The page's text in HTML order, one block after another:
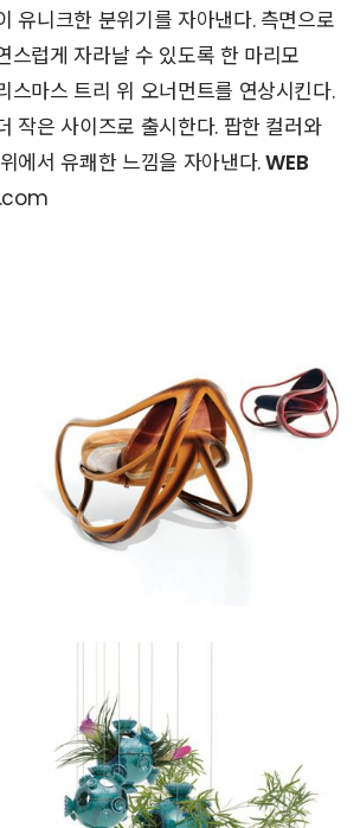
유니크한 분위기를 자아낸다. 측면으로
스럽게 자라날 수 있도록 한 마리모
스마스 트리 위 오너먼트를 연상시킨다.
작은 사이즈로 출시한다. 팝한 컬러와
에서 유쾌한 느낌을 자아낸다.WEB